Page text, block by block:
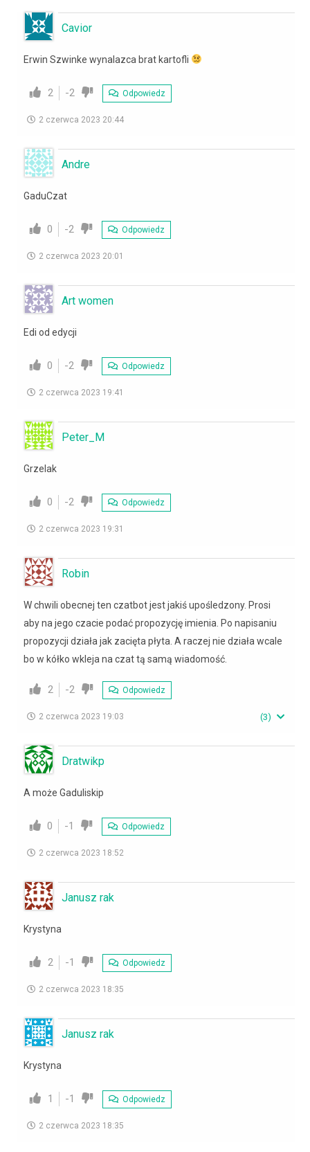
Cavior
Erwin Szwinke wynalazca brat kartofli
2 -2 Odpowiedz
2 czerwca 2023 20:44
Andre
GaduCzat
0 -2 Odpowiedz
2 czerwca 2023 20:01
Art women
Edi od edycji
0 -2 Odpowiedz
2 czerwca 2023 19:41
Peter_M
Grzelak
0 -2 Odpowiedz
2 czerwca 2023 19:31
Robin
W chwili obecnej ten czatbot jest jakiś upośledzony. Prosi
aby na jego czacie podać propozycję imienia. Po napisaniu
propozycji działa jak zacięta płyta. A raczej nie działa wcale
bo w kółko wkleja na czat tą samą wiadomość.
2 -2 Odpowiedz
2 czerwca 2023 19:03 (3)
Dratwikp
A może Gaduliskip
0 -1 Odpowiedz
2 czerwca 2023 18:52
Janusz rak
Krystyna
2 -1 Odpowiedz
2 czerwca 2023 18:35
Janusz rak
Krystyna
1 -1 Odpowiedz
2 czerwca 2023 18:35